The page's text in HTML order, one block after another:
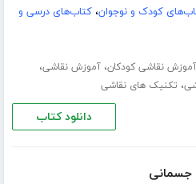
کودک و نوجوان،کتاب‌های درسی و
آموزش نقاشی کودکان،آموزش نقاشی،
، تکنیک های نقاشی
دانلود کتاب
جسمانی